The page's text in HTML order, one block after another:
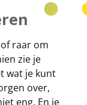
raar om
zie je
wat je kunt
over,
eng. En je